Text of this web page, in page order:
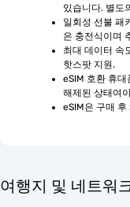
있습니다. 별도
일회성 선불 패
은 충전식이며
최대 데이터 속
핫스팟 지원.
eSIM 호환 휴대
해제된 상태여
eSIM은 구매
여행지 및 네트워